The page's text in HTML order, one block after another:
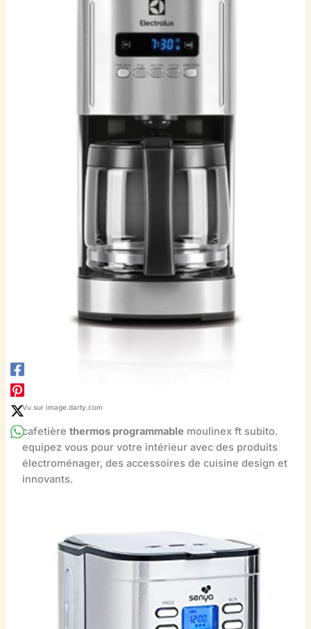
Vu sur image.darty.com
cafetière thermos programmable moulinex ft subito.
equipez vous pour votre intérieur avec des produits
électroménager, des accessoires de cuisine design et
innovants.